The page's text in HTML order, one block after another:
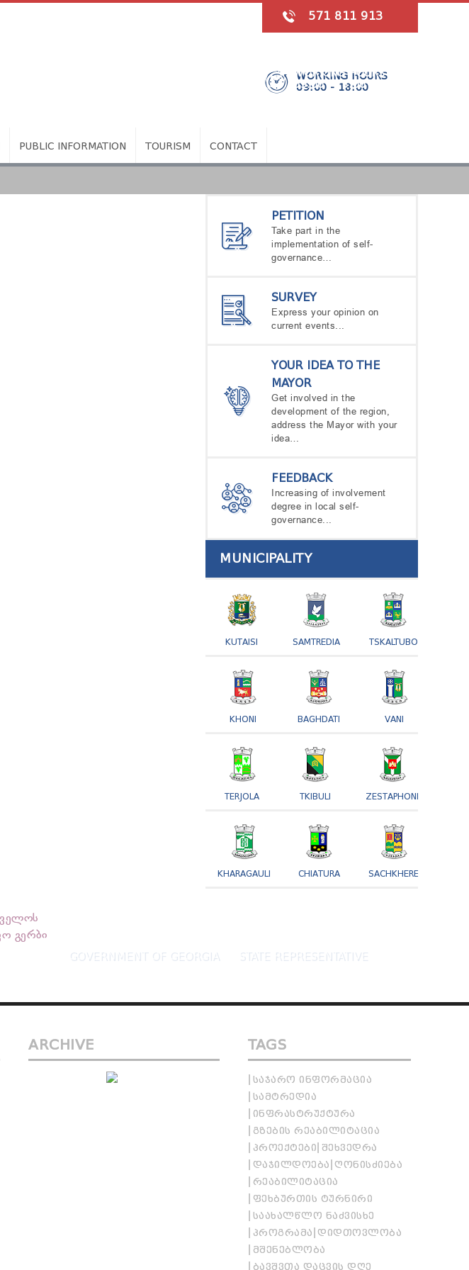
571 811 913
WORKING HOURS
09:00 - 18:00
PUBLIC INFORMATION TOURISM CONTACT
PETITION
Take part in the
implementation of self-
governance…
SURVEY
Express your opinion on
current events...
YOUR IDEA TO THE
MAYOR
Get involved in the
development of the region,
address the Mayor with your
idea…
FEEDBACK
Increasing of involvement
degree in local self-
governance...
MUNICIPALITY
KUTAISI SAMTREDIA TSKALTUBO
KHONI BAGHDATI VANI
TERJOLA TKIBULI ZESTAPHONI
KHARAGAULI CHIATURA SACHKHERE
GOVERNMENT OF GEORGIA STATE REPRESENTATIVE
ARCHIVE TAGS
ᲡᲐᲯᲐᲠᲝ ᲘᲜᲤᲝᲠᲛᲐᲪᲘᲐ
ᲡᲐᲛᲢᲠᲔᲓᲘᲐ
ᲘᲜᲤᲠᲐᲡᲢᲠᲣᲥᲢᲣᲠᲐ
ᲒᲖᲔᲑᲘᲡ ᲠᲔᲐᲑᲘᲚᲘᲢᲐᲪᲘᲐ
ᲞᲠᲝᲔᲥᲢᲔᲑᲘ ᲨᲔᲮᲕᲔᲓᲠᲐ
ᲓᲐᲯᲘᲚᲓᲝᲔᲑᲐ ᲦᲝᲜᲘᲡᲫᲘᲔᲑᲐ
ᲠᲔᲐᲑᲘᲚᲘᲢᲐᲪᲘᲐ
ᲤᲔᲮᲑᲣᲠᲗᲘᲡ ᲢᲣᲠᲜᲘᲠᲘ
ᲡᲐᲐᲮᲐᲚᲬᲚᲝ ᲜᲐᲫᲕᲘᲡᲮᲔ
ᲞᲠᲝᲒᲠᲐᲛᲐ ᲓᲘᲓᲗᲝᲕᲚᲝᲑᲐ
ᲛᲨᲔᲜᲔᲑᲚᲝᲑᲐ
ᲑᲐᲕᲨᲕᲗᲐ ᲓᲐᲪᲕᲘᲡ ᲓᲦᲔ